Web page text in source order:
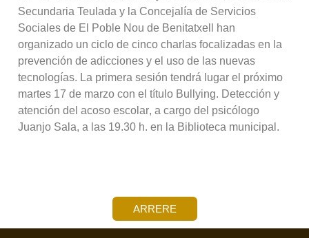
Secundaria Teulada y la Concejalía de Servicios
Sociales de El Poble Nou de Benitatxell han
organizado un ciclo de cinco charlas focalizadas en la
prevención de adicciones y el uso de las nuevas
tecnologías. La primera sesión tendrá lugar el próximo
martes 17 de marzo con el título Bullying. Detección y
atención del acoso escolar, a cargo del psicólogo
Juanjo Sala, a las 19.30 h. en la Biblioteca municipal.
ARRERE